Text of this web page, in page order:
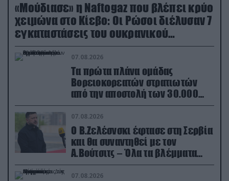
«Μούδιασε» η Naftogaz που βλέπει κρύο
χειμώνα στο Κίεβο: Οι Ρώσοι διέλυσαν 7
εγκαταστάσεις του ουκρανικού
κολοσσού!
07.08.2026
Τα πρώτα πλάνα ομάδας
Βορειοκορεατών στρατιωτών
από την αποστολή των 30.000
που έφτασαν στη Ρωσία (βίντεο)
07.08.2026
Ο Β.Ζελέσνσκι έφτασε στη Σερβία
και θα συναντηθεί με τον
Α.Βούτσιτς – Όλα τα βλέμματα
στις σχέσεις με τη Ρωσία
07.08.2026